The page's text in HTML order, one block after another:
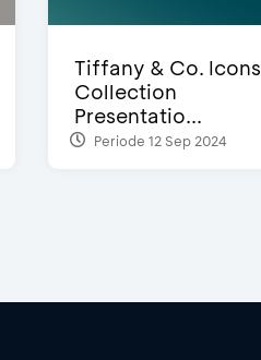
Tiffany & Co. Icons
Collection
Presentatio...
Periode 12 Sep 2024